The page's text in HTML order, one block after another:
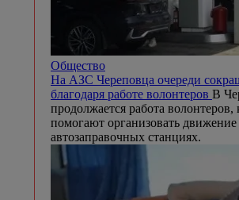
Общество
На АЗС Череповца очереди
благодаря работе волонтеров В
продолжается работа волонтеров,
помогают организовать движение
автозаправочных станциях.